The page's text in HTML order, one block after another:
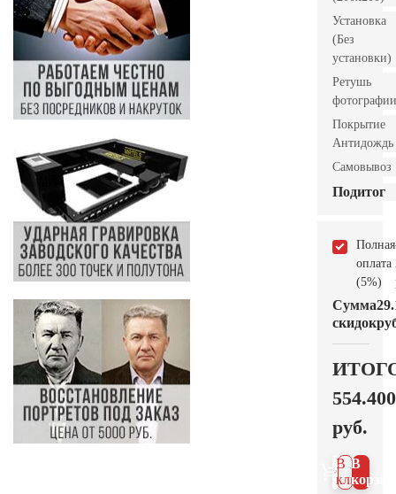
Установка
(Без
установки)
Ретушь
фотографии
Покрытие
Антидождь
Самовывоз
Подитог
Полная
оплата
(5%)
Сумма
скидок
554.400
руб.
В
В 1
клик